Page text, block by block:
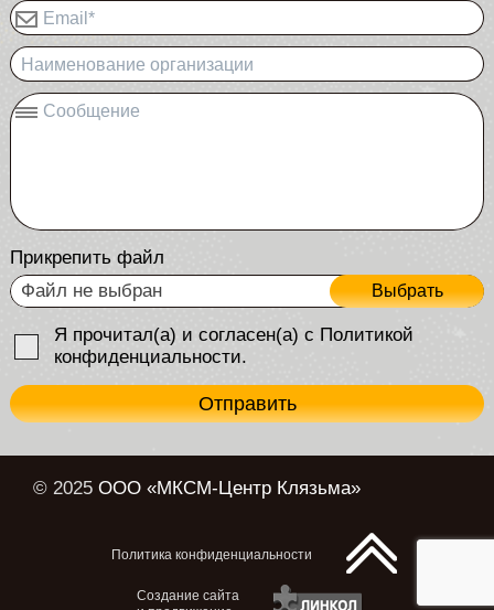
Email*
Наименование организации
Сообщение
Прикрепить файл
Выбрать
Файл не выбран
Я прочитал(а) и согласен(а) с Политикой
конфиденциальности.
Отправить
© 2025ООО «МКСМ-Центр Клязьма»
Политика конфиденциальности
Создание сайта